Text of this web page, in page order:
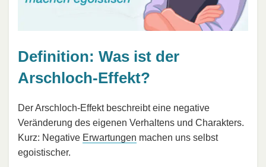
Definition: Was ist der
Arschloch-Effekt?
Der Arschloch-Effekt beschreibt eine negative
Veränderung des eigenen Verhaltens und Charakters.
Kurz: Negative Erwartungen machen uns selbst
egoistischer.